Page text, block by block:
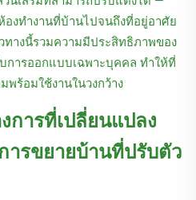
องทำงานที่บ้านไปจนถึงที่อยู่อาศัย
างนี้รวมความมีประสิทธิภาพของ
การออกแบบเฉพาะบุคคล ทำให้ที่
ร้อมใช้งานในวงกว้าง
การที่เปลี่ยนแปลง
ารขยายบ้านที่ปรับตัว